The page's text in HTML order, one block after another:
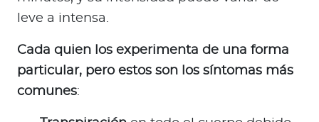
leve a intensa.
Cada quien los experimenta de una forma
particular, pero estos son los síntomas más
comunes: